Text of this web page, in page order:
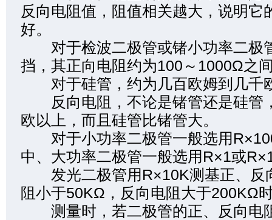
反向电阻值，阻值相关越大，说明它
好。
对于检波二极管或锗小功率二极
挡，其正向电阻约为100～1000Ω之
对于硅管，约为几百欧姆到几千
反向电阻，不论是锗管还是硅管
欧以上，而且硅管比锗管大。
对于小功率二极管一般选用
中、大功率二极管一般选用R×1或
发光二极管用R×10K测基正、反
阻小于50KΩ，反向电阻大于200KΩ
测量时，若二极管的正、反向电